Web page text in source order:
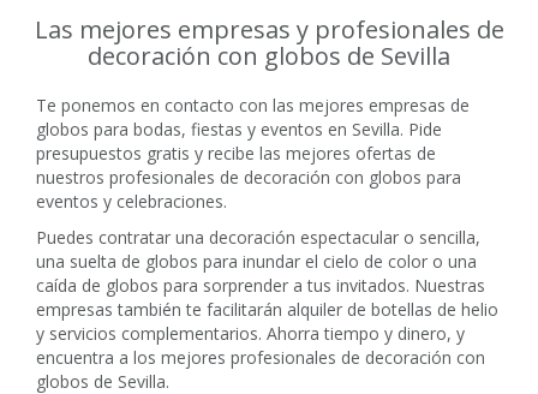
Las mejores empresas y profesionales de
decoración con globos de Sevilla
Te ponemos en contacto con las mejores empresas de
globos para bodas, fiestas y eventos en Sevilla. Pide
presupuestos gratis y recibe las mejores ofertas de
nuestros profesionales de decoración con globos para
eventos y celebraciones.
Puedes contratar una decoración espectacular o sencilla,
una suelta de globos para inundar el cielo de color o una
caída de globos para sorprender a tus invitados. Nuestras
empresas también te facilitarán alquiler de botellas de helio
y servicios complementarios. Ahorra tiempo y dinero, y
encuentra a los mejores profesionales de decoración con
globos de Sevilla.